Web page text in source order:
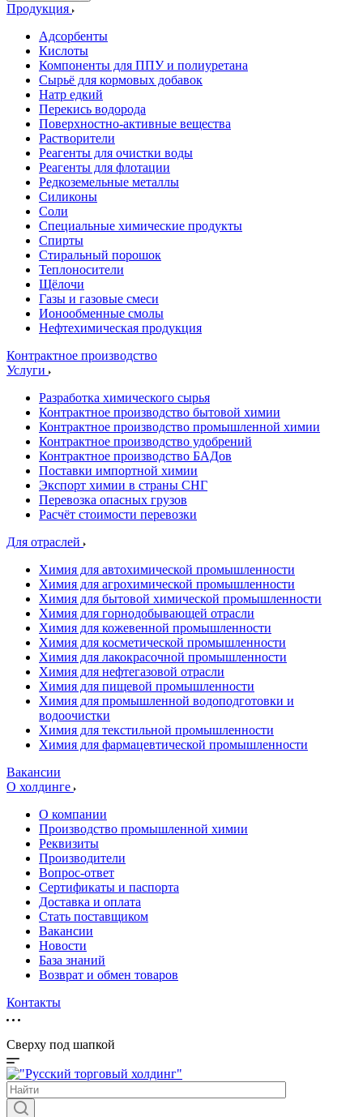
Продукция
Адсорбенты
Кислоты
Компоненты для ППУ и полиуретана
Сырьё для кормовых добавок
Натр едкий
Перекись водорода
Поверхностно-активные вещества
Растворители
Реагенты для очистки воды
Реагенты для флотации
Редкоземельные металлы
Силиконы
Соли
Специальные химические продукты
Спирты
Стиральный порошок
Теплоносители
Щёлочи
Газы и газовые смеси
Ионообменные смолы
Нефтехимическая продукция
Контрактное производство
Услуги
Разработка химического сырья
Контрактное производство бытовой химии
Контрактное производство промышленной химии
Контрактное производство удобрений
Контрактное производство БАДов
Поставки импортной химии
Экспорт химии в страны СНГ
Перевозка опасных грузов
Расчёт стоимости перевозки
Для отраслей
Химия для автохимической промышленности
Химия для агрохимической промышленности
Химия для бытовой химической промышленности
Химия для горнодобывающей отрасли
Химия для кожевенной промышленности
Химия для косметической промышленности
Химия для лакокрасочной промышленности
Химия для нефтегазовой отрасли
Химия для пищевой промышленности
Химия для промышленной водоподготовки и
водоочистки
Химия для текстильной промышленности
Химия для фармацевтической промышленности
Вакансии
О холдинге
О компании
Производство промышленной химии
Реквизиты
Производители
Вопрос-ответ
Сертификаты и паспорта
Доставка и оплата
Стать поставщиком
Вакансии
Новости
База знаний
Возврат и обмен товаров
Контакты
Сверху под шапкой